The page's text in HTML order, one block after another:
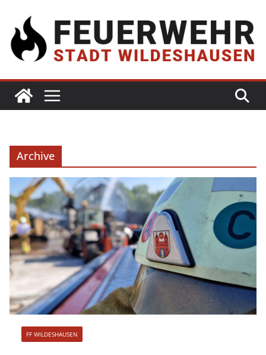
Archive
FF WILDESHAUSEN